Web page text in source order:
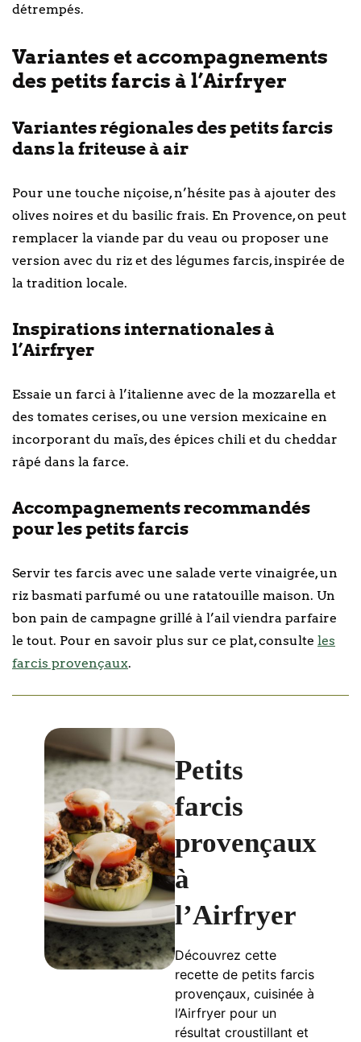
détrempés.
Variantes et accompagnements
des petits farcis à l’Airfryer
Variantes régionales des petits farcis
dans la friteuse à air
Pour une touche niçoise, n’hésite pas à ajouter des
olives noires et du basilic frais. En Provence, on peut
remplacer la viande par du veau ou proposer une
version avec du riz et des légumes farcis, inspirée de
la tradition locale.
Inspirations internationales à
l’Airfryer
Essaie un farci à l’italienne avec de la mozzarella et
des tomates cerises, ou une version mexicaine en
incorporant du maïs, des épices chili et du cheddar
râpé dans la farce.
Accompagnements recommandés
pour les petits farcis
Servir tes farcis avec une salade verte vinaigrée, un
riz basmati parfumé ou une ratatouille maison. Un
bon pain de campagne grillé à l’ail viendra parfaire
le tout. Pour en savoir plus sur ce plat, consulte les
farcis provençaux.
Petits
farcis
provençaux
à
l’Airfryer
Découvrez cette
recette de petits farcis
provençaux, cuisinée à
l’Airfryer pour un
résultat croustillant et